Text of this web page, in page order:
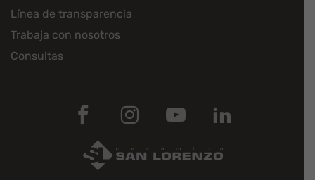
Línea de transparencia
Trabaja con nosotros
Consultas